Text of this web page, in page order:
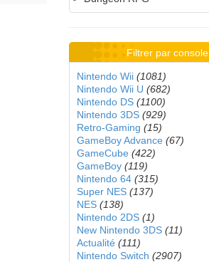
Filtrer par console
Nintendo Wii (1081)
Nintendo Wii U (682)
Nintendo DS (1100)
Nintendo 3DS (929)
Retro-Gaming (15)
GameBoy Advance (67)
GameCube (422)
GameBoy (119)
Nintendo 64 (315)
Super NES (137)
NES (138)
Nintendo 2DS (1)
New Nintendo 3DS (11)
Actualité (111)
Nintendo Switch (2907)